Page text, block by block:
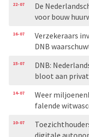
22-07
De
voor bouw
16-07
Verzekeraars
DNB
15-07
DNB:
bloot aan
14-07
Weer
falende
10-07
digitale